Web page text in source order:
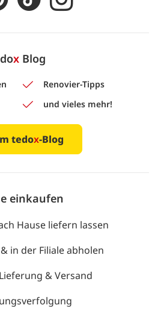
xBlog
Renovier-Tipps
und vieles mehr!
tedox-Blog
einkaufen
Hause liefern lassen
in der Filiale abholen
& Versand